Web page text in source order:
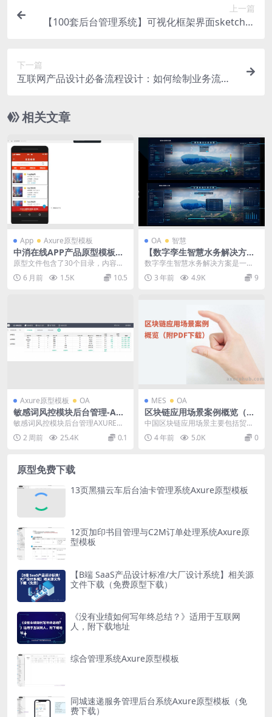
上一篇
【100套后台管理系统】可视化框架界面sketch素
下一篇
互联网产品设计必备流程设计：如何绘制业务流程
相关文章
App Axure原型模板
中消在线APP产品原型模板案
例axure rp源文件下载
原型文件包含了30个目录，内容涵
盖了咨询、消防百科、监督举报、
前沿技术、中消救援...
6 月前 1.5K 10.5
OA 智慧
【数字孪生智慧水务解决方
案】方案PPT下载
数字孪生智慧水务解决方案是一种
基于数字孪生技术和物联网技术的
水务管理系统。该方案...
3 年前 4.9K 9
Axure原型模板 OA
敏感词风控模块后台管理-AX
URE rp原型文件免费下载
敏感词风控模块后台管理AXURE原
型文件 敏感词系统是搜索和内容类
产品的基础风控...
2 周前 25.4K 0.1
MES OA
区块链应用场景案例概览（附
PDF下载）
中国区块链应用场景主要包括贸
易、物流、文娱、社会公共服务、
金融、政务、知识产权、...
4 年前 5.0K 0
原型免费下载
13页黑猫云车后台油卡管理系统Axure原型模板
12页加印书目管理与C2M订单处理系统Axure原
型模板
【B端 SaaS产品设计标准/大厂设计系统】相关源
文件下载（免费原型下载）
《没有业绩如何写年终总结？》适用于互联网
人，附下载地址
综合管理系统Axure原型模板
同城速递服务管理后台系统Axure原型模板（免
费下载）